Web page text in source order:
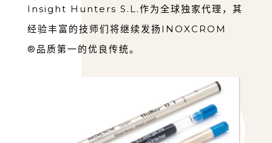
Insight Hunters S.L.作为全球独家代理，其
经验丰富的技师们将继续发扬INOXCROM
®品质第⼀的优良传统。